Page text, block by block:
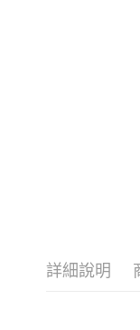
詳細說明